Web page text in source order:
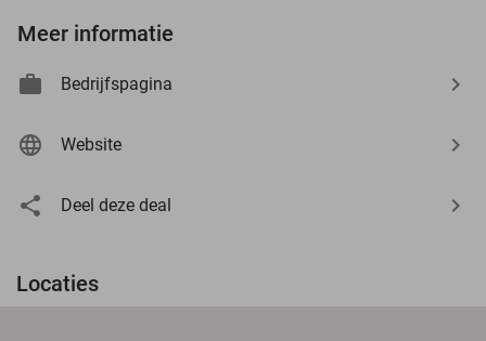
Meer informatie
Bedrijfspagina
Website
Deel deze deal
Locaties